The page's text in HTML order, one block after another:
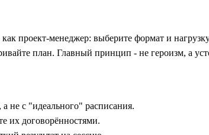
проект-менеджер: выберите формат и
план. Главный принцип - не героизм, а
не с "идеального" расписания.
их договорённостями.